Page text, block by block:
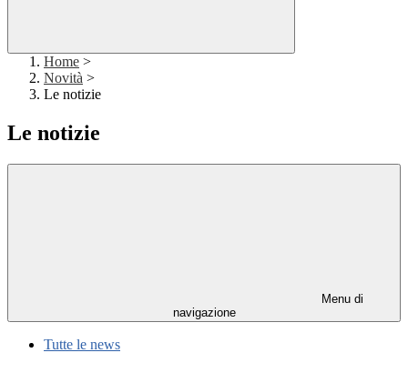
Home >
Novità >
Le notizie
Le notizie
Menu di
navigazione
Tutte le news